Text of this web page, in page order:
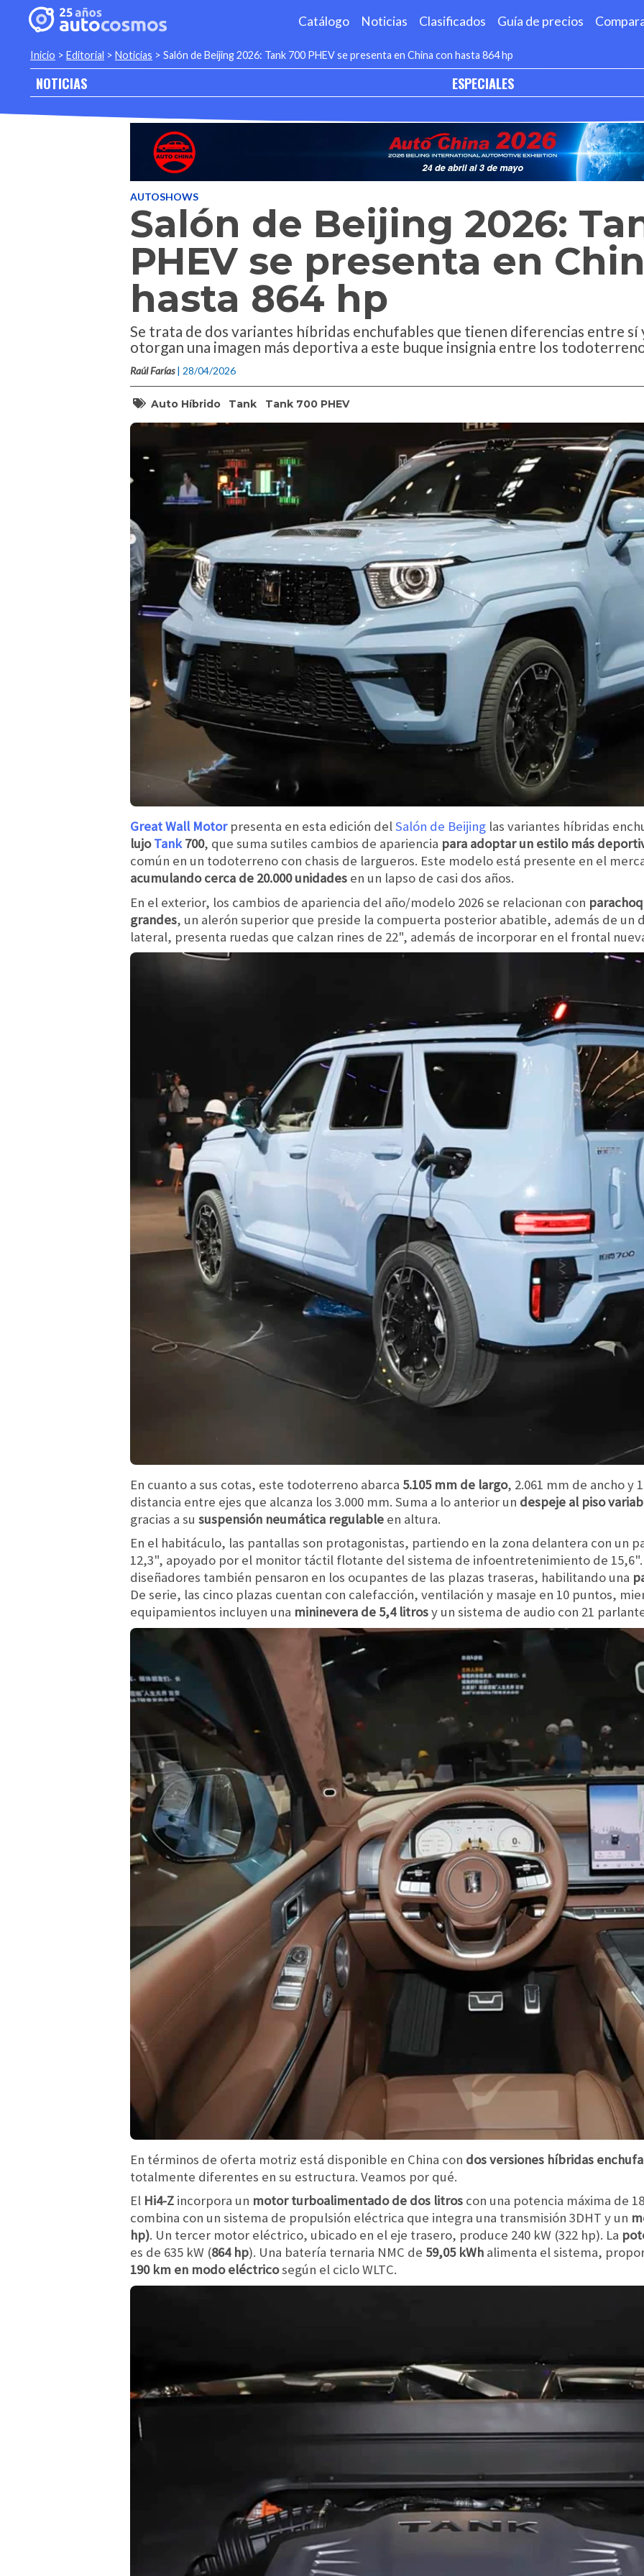
Catálogo Noticias Clasificados Guía de precios
Inicio > Editorial > Noticias > Salón de Beijing 2026: Tank 700 PHEV se presenta en China con hasta 864 hp
NOTICIAS ESPECIALES
AUTOSHOWS
Salón de Beijing 2026:
PHEV se presenta en
hasta 864 hp
Se trata de dos variantes híbridas enchufables que tienen diferencias entre sí
otorgan una imagen más deportiva a este buque insignia entre los
Raúl Farías | 28/04/2026
Auto Híbrido Tank Tank 700 PHEV
Great Wall Motorpresenta en esta edición delSalón de Beijing las variantes híbridas
lujoTank700, que suma sutiles cambios de apariencia para adoptar un estilo más
común en un todoterreno con chasis de largueros. Este modelo está presente en el
acumulando cerca de 20.000 unidades en un lapso de casi dos años.
En el exterior, los cambios de apariencia del año/modelo 2026 se relacionan con
grandes, un alerón superior que preside la compuerta posterior abatible, además de un
lateral, presenta ruedas que calzan rines de 22", además de incorporar en el frontal
En cuanto a sus cotas, este todoterreno abarca 5.105 mm de largo, 2.061 mm de ancho y
distancia entre ejes que alcanza los 3.000 mm. Suma a lo anterior un despeje al piso
gracias a su suspensión neumática regulable en altura.
En el habitáculo, las pantallas son protagonistas, partiendo en la zona delantera con un
12,3", apoyado por el monitor táctil flotante del sistema de infoentretenimiento de 15,6".
diseñadores también pensaron en los ocupantes de las plazas traseras, habilitando una
De serie, las cinco plazas cuentan con calefacción, ventilación y masaje en 10 puntos,
equipamientos incluyen una mininevera de 5,4 litrosy un sistema de audio con 21
En términos de oferta motriz está disponible en China con dos versiones híbridas
totalmente diferentes en su estructura. Veamos por qué.
El Hi4-Z incorpora un motor turboalimentado de dos litros con una potencia máxima de
combina con un sistema de propulsión eléctrica que integra una transmisión 3DHT y un
hp). Un tercer motor eléctrico, ubicado en el eje trasero, produce 240 kW (322 hp). La
es de 635 kW (864 hp). Una batería ternaria NMC de 59,05 kWh alimenta el sistema,
190 km en modo eléctricosegún el ciclo WLTC.